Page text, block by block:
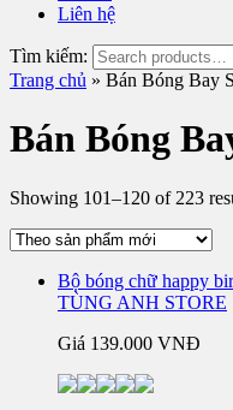
Liên hệ
Tìm kiếm:
Trang chủ » Bán Bóng Bay
Bán Bóng
Showing 101–120 of 223
Bộ bóng chữ happy
TÙNG ANH STORE
Giá 139.000 VNĐ